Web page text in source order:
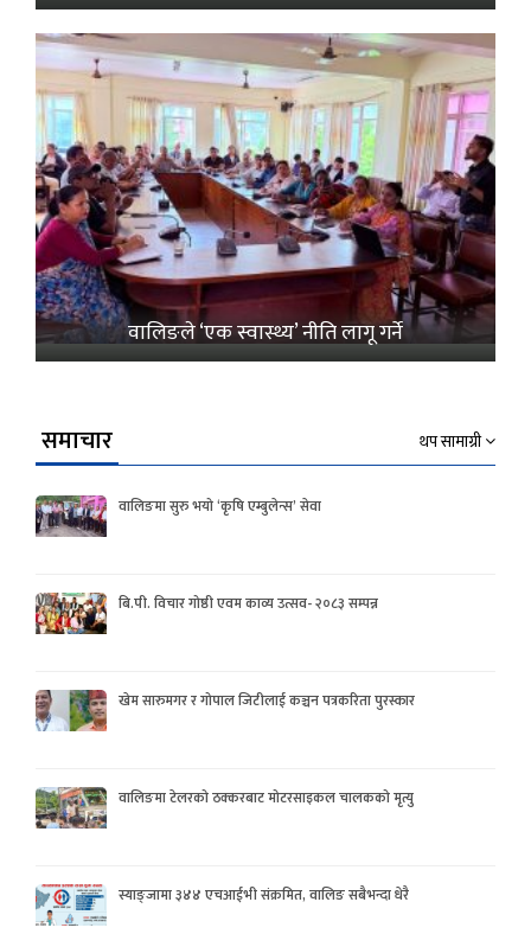
वालिङले ‘एक स्वास्थ्य’ नीति लागू गर्ने
समाचार थप सामाग्री
वालिङमा सुरु भयो ‘कृषि एम्बुलेन्स’ सेवा
बि.पी. विचार गोष्ठी एवम काव्य उत्सव- २०८३ सम्पन्न
खेम सारुमगर र गोपाल जिटीलाई कञ्चन पत्रकरिता पुरस्कार
वालिङमा टेलरको ठक्करबाट मोटरसाइकल चालकको मृत्यु
स्याङ्जामा ३४४ एचआईभी संक्रमित, वालिङ सबैभन्दा धेरै